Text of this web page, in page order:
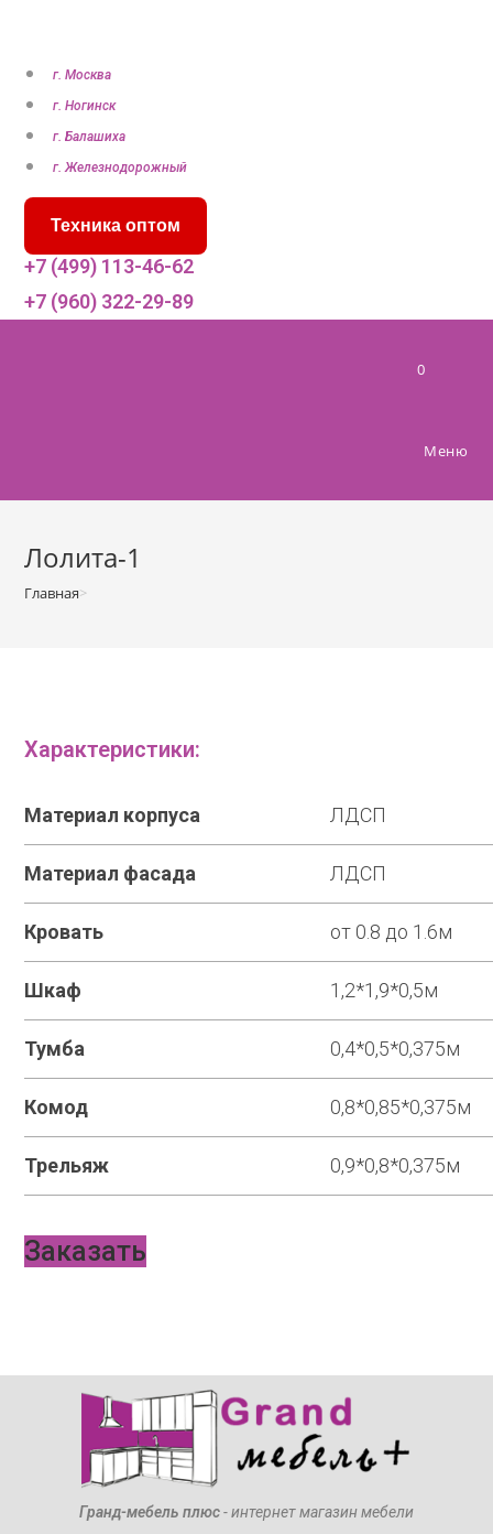
д
г. Москва
г. Ногинск
г. Балашиха
г. Железнодорожный
Техника оптом
+7 (499) 113-46-62
+7 (960) 322-29-89
0
Меню
Лолита-1
Главная>
Характеристики:
Материал корпуса ЛДСП
Материал фасада ЛДСП
Кровать от 0.8 до 1.6м
Шкаф 1,2*1,9*0,5м
Тумба 0,4*0,5*0,375м
Комод 0,8*0,85*0,375м
Трельяж 0,9*0,8*0,375м
Заказать
Гранд-мебель плюс- интернет магазин мебели